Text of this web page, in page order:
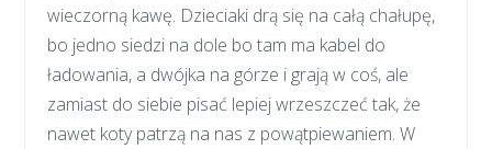
wieczorną kawę. Dzieciaki drą się na całą chałupę,
bo jedno siedzi na dole bo tam ma kabel do
ładowania, a dwójka na górze i grają w coś, ale
zamiast do siebie pisać lepiej wrzeszczeć tak, że
nawet koty patrzą na nas z powątpiewaniem. W